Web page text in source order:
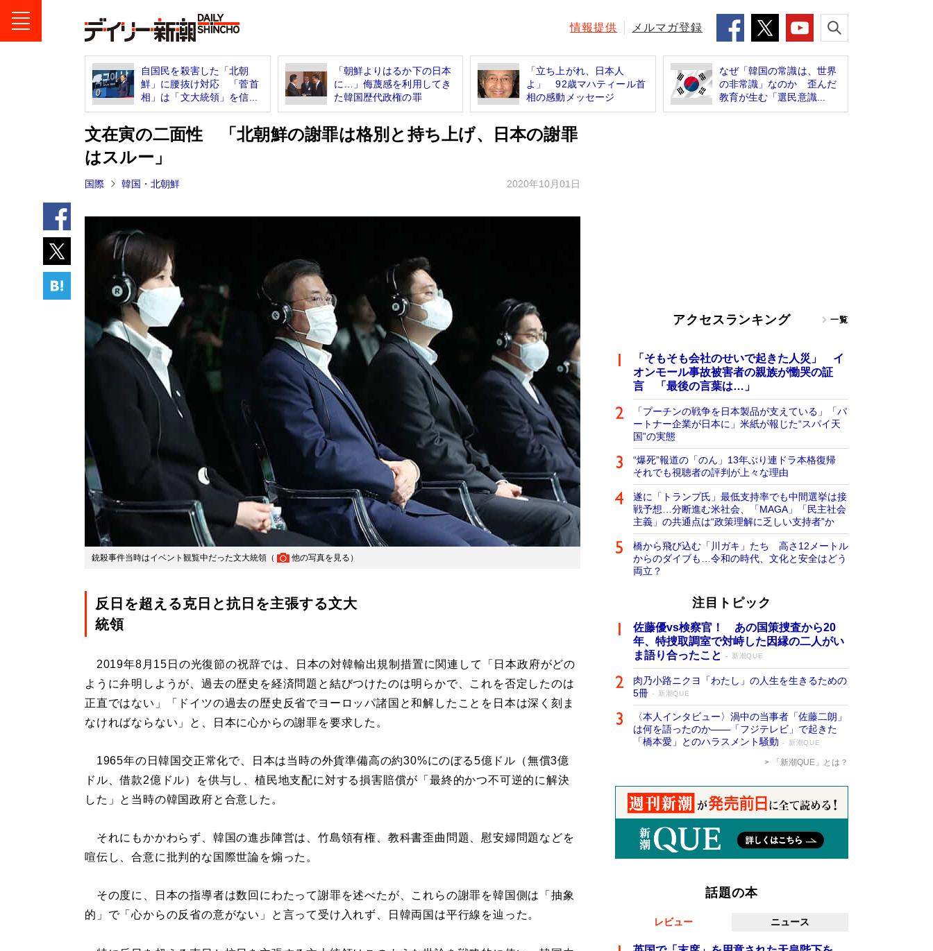
情報提供 メルマガ登録
自国民を殺害した「北朝
鮮」に腰抜け対応 「菅首
相」は「文大統領」を信...
「朝鮮よりはるか下の日本
に…」侮蔑感を利用してき
た韓国歴代政権の罪
「立ち上がれ、日本人
よ」 92歳マハティール首
相の感動メッセージ
なぜ「韓国の常識は、世界
の非常識」なのか 歪んだ
教育が生む「選民意識...
文在寅の二面性 「北朝鮮の謝罪は格別と持ち上げ、日本の謝罪
はスルー」
国際 韓国・北朝鮮 2020年10月01日
銃殺事件当時はイベント観覧中だった文大統領（ 他の写真を見る ）
反日を超える克日と抗日を主張する文大
統領
2019年8月15日の光復節の祝辞では、日本の対韓輸出規制措置に関連して「日本政府がどの
ように弁明しようが、過去の歴史を経済問題と結びつけたのは明らかで、これを否定したのは
正直ではない」「ドイツの過去の歴史反省でヨーロッパ諸国と和解したことを日本は深く刻ま
なければならない」と、日本に心からの謝罪を要求した。
1965年の日韓国交正常化で、日本は当時の外貨準備高の約30%にのぼる5億ドル（無償3億
ドル、借款2億ドル）を供与し、植民地支配に対する損害賠償が「最終的かつ不可逆的に解決
した」と当時の韓国政府と合意した。
それにもかかわらず、韓国の進歩陣営は、竹島領有権、教科書歪曲問題、慰安婦問題などを
喧伝し、合意に批判的な国際世論を煽った。
その度に、日本の指導者は数回にわたって謝罪を述べたが、これらの謝罪を韓国側は「抽象
的」で「心からの反省の意がない」と言って受け入れず、日韓両国は平行線を辿った。
アクセスランキング 一覧
「そもそも会社のせいで起きた人災」 イ
オンモール事故被害者の親族が慟哭の証
言 「最後の言葉は…」
「プーチンの戦争を日本製品が支えている」「パ
ートナー企業が日本に」米紙が報じた“スパイ天
国”の実態
“爆死”報道の「のん」13年ぶり連ドラ本格復帰
それでも視聴者の評判が上々な理由
遂に「トランプ氏」最低支持率でも中間選挙は接
戦予想…分断進む米社会、「MAGA」「民主社会
主義」の共通点は“政策理解に乏しい支持者”か
橋から飛び込む「川ガキ」たち 高さ12メートル
からのダイブも…令和の時代、文化と安全はどう
両立？
注目トピック
佐藤優vs検察官！ あの国策捜査から20
年、特捜取調室で対峙した因縁の二人がい
ま語り合ったこと
新潮QUE
肉乃小路ニクヨ「わたし」の人生を生きるための
5冊
新潮QUE
〈本人インタビュー〉渦中の当事者「佐藤二朗」
は何を語ったのか――「フジテレビ」で起きた
「橋本愛」とのハラスメント騒動
新潮QUE
「新潮QUE」とは？
話題の本
レビュー ニュース